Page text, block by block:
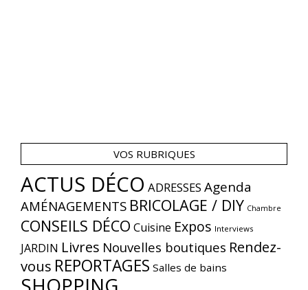
VOS RUBRIQUES
ACTUS DÉCO ADRESSES Agenda
AMÉNAGEMENTS BRICOLAGE / DIY Chambre
CONSEILS DÉCO Cuisine Expos Interviews
JARDIN Livres Nouvelles boutiques Rendez-
vous REPORTAGES Salles de bains